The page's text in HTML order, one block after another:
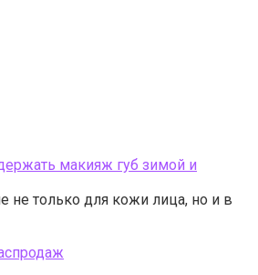
макияж губ зимой и
не только для кожи лица, но и в